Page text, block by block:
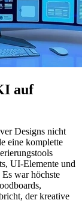
auf
Designs nicht
eine komplette
UI-Elemente und
war höchste
der kreative